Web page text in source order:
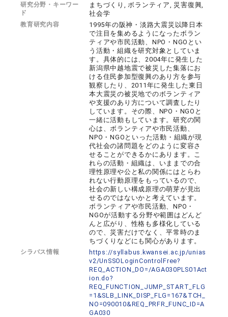
研究分野・キーワー
ド
まちづくり, ボランティア, 災害復興,
社会学
教育研究内容
1995年の阪神・淡路大震災以降日本
で注目を集めるようになったボラン
ティアや市民活動、NPO・NGOとい
う活動・組織を研究対象としていま
す。具体的には、2004年に発生した
新潟県中越地震で被災した集落にお
ける住民参加型復興のあり方を参与
観察したり、2011年に発生した東日
本大震災の被災地でのボランティア
や支援のあり方について調査したり
しています。その際、NPO・NGOと
一緒に活動もしています。研究の関
心は、ボランティアや市民活動、
NPO・NGOといった活動・組織が現
代社会の諸問題をどのように変容さ
せることができるかにあります。こ
れらの活動・組織は、いままでの合
理性原理や公と私の関係にはとらわ
れない行動原理をもっているので、
社会の新しい構成原理の萌芽が見出
せるのではないかと考えています。
ボランティアや市民活動、NPO・
NGOが活動する分野や範囲はどんど
んと広がり、性格も多様化している
ので、災害だけでなく、平常時のま
ちづくりなどにも関心があります。
シラバス情報
https://syllabus.kwansei.ac.jp/unias
v2/UnSSOLoginControlFree?
REQ_ACTION_DO=/AGA030PLS01Act
ion.do?
REQ_FUNCTION_JUMP_START_FLG
=1&SLB_LINK_DISP_FLG=167&TCH_
NO=090010&REQ_PRFR_FUNC_ID=A
GA030